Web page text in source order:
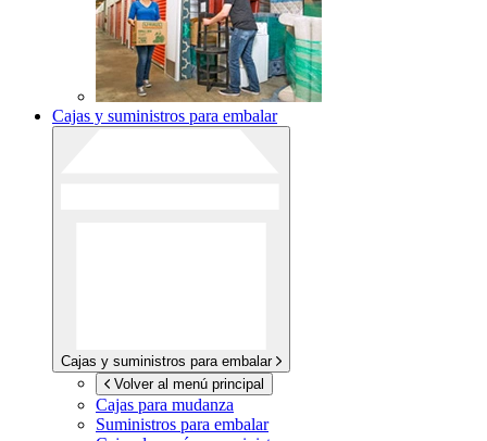
Cajas y suministros para embalar
Cajas y suministros para embalar
Volver al menú principal
Cajas para mudanza
Suministros para embalar